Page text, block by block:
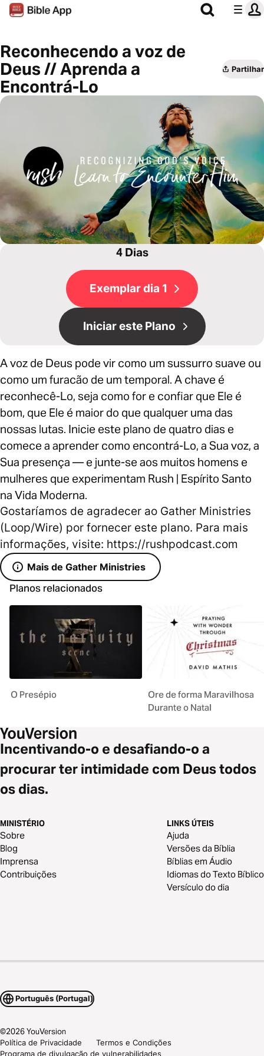
Reconhecendo a voz de
Deus // Aprenda a
Encontrá-Lo
Partilhar
4 Dias
Exemplar dia 1
Iniciar este Plano
A voz de Deus pode vir como um sussurro suave ou
como um furacão de um temporal. A chave é
reconhecê-Lo, seja como for e confiar que Ele é
bom, que Ele é maior do que qualquer uma das
nossas lutas. Inicie este plano de quatro dias e
comece a aprender como encontrá-Lo, a Sua voz, a
Sua presença — e junte-se aos muitos homens e
mulheres que experimentam Rush | Espírito Santo
na Vida Moderna.
Gostaríamos de agradecer ao Gather Ministries
(Loop/Wire) por fornecer este plano. Para mais
informações, visite: https://rushpodcast.com
Mais de Gather Ministries
Planos relacionados
O Presépio
Ore de forma Maravilhosa
Durante o Natal
Incentivando-o e desafiando-o a
procurar ter intimidade com Deus todos
os dias.
MINISTÉRIO
Sobre
Blog
Imprensa
Contribuições
LINKS ÚTEIS
Ajuda
Versões da Bíblia
Bíblias em Áudio
Idiomas do Texto Bíblico
Versículo do dia
Português (Portugal)
©2026YouVersion
Política de Privacidade
Termos e Condições
Programa de divulgação de vulnerabilidades